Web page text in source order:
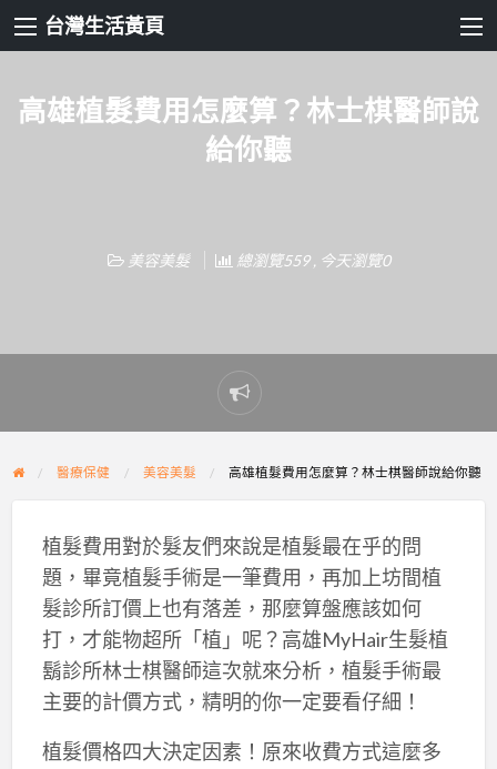
台灣生活黃頁
高雄植髮費用怎麼算？林士棋醫師說
給你聽
美容美髮 總瀏覽559 , 今天瀏覽0
Report
problem
醫療保健 美容美髮 高雄植髮費用怎麼算？林士棋醫師說給你聽
植髮費用對於髮友們來說是植髮最在乎的問
題，畢竟植髮手術是一筆費用，再加上坊間植
髮診所訂價上也有落差，那麼算盤應該如何
打，才能物超所「植」呢？高雄MyHair生髮植
鬍診所林士棋醫師這次就來分析，植髮手術最
主要的計價方式，精明的你一定要看仔細！
植髮價格四大決定因素！原來收費方式這麼多